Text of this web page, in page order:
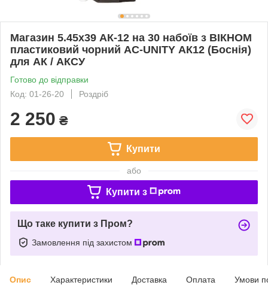
Магазин 5.45х39 АК-12 на 30 набоїв з ВІКНОМ
пластиковий чорний AC-UNITY АК12 (Боснія)
для АК / АКСУ
Готово до відправки
Код: 01-26-20
Роздріб
2 250 ₴
Купити
або
Купити з
Що таке купити з Пром?
Замовлення під захистом
Опис Характеристики Доставка Оплата Умови